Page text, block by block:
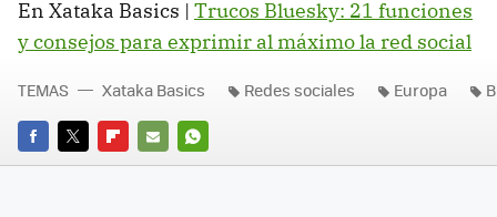
En Xataka Basics | Trucos Bluesky: 21 funciones
y consejos para exprimir al máximo la red social
FACEBOOK
TWITTERFLIPBOARD
E-
WHATSAPP
TEMAS Xataka Basics Redes sociales Europa